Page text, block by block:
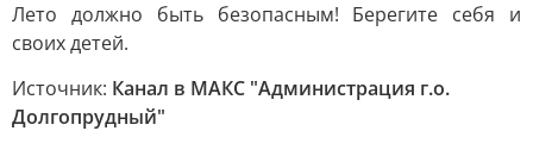
Лето должно быть безопасным! Берегите себя и
своих детей.
Источник: Канал в МАКС "Администрация г.о.
Долгопрудный"